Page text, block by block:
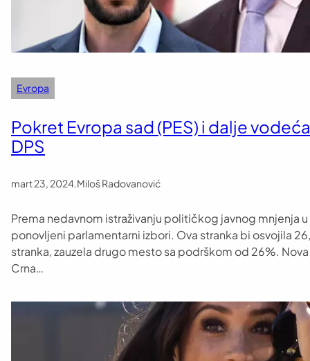
Evropa
Pokret Evropa sad (PES) i dalje
DPS
mart 23, 2024.Miloš Radovanović
Prema nedavnom istraživanju političkog javnog mnjenja
ponovljeni parlamentarni izbori. Ova stranka bi osvojila
stranka, zauzela drugo mesto sa podrškom od 26%.
Crna…